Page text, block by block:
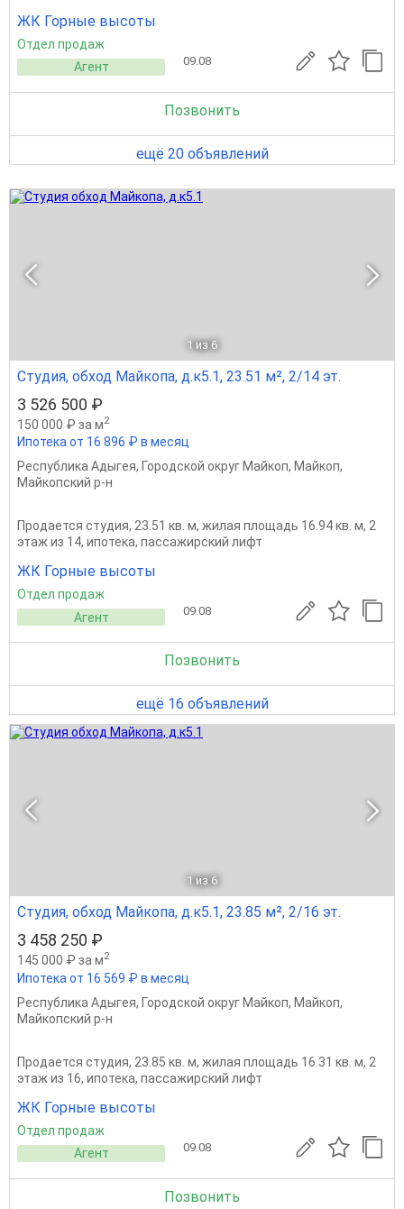
ЖК Горные высоты
Отдел продаж
Агент
09.08
Позвонить
ещё 20 объявлений
1 из 6
Студия, обход Майкопа, д.к5.1, 23.51 м², 2/14 эт.
3 526 500 ₽
150 000 ₽ за м2
Ипотека от 16 896 ₽ в месяц
Республика Адыгея, Городской округ Майкоп, Майкоп,
Майкопский р-н
Продается студия, 23.51 кв. м, жилая площадь 16.94 кв. м, 2
этаж из 14, ипотека, пассажирский лифт
ЖК Горные высоты
Отдел продаж
Агент
09.08
Позвонить
ещё 16 объявлений
1 из 6
Студия, обход Майкопа, д.к5.1, 23.85 м², 2/16 эт.
3 458 250 ₽
145 000 ₽ за м2
Ипотека от 16 569 ₽ в месяц
Республика Адыгея, Городской округ Майкоп, Майкоп,
Майкопский р-н
Продается студия, 23.85 кв. м, жилая площадь 16.31 кв. м, 2
этаж из 16, ипотека, пассажирский лифт
ЖК Горные высоты
Отдел продаж
Агент
09.08
Позвонить